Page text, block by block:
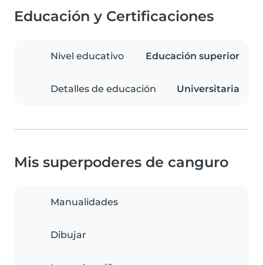
Educación y Certificaciones
Nivel educativo Educación superior
Detalles de educación Universitaria
Mis superpoderes de canguro
Manualidades
Dibujar